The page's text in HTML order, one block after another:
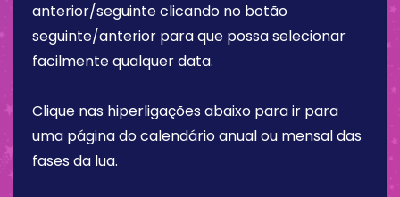
anterior/seguinte clicando no botão
seguinte/anterior para que possa selecionar
facilmente qualquer data.
Clique nas hiperligações abaixo para ir para
uma página do calendário anual ou mensal das
fases da lua.